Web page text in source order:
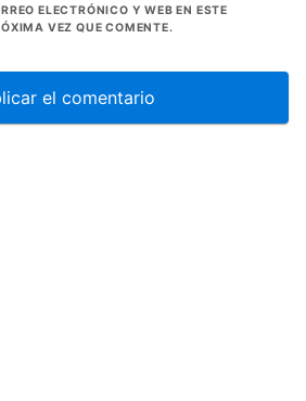
ELECTRÓNICO Y WEB EN ESTE
VEZ QUE COMENTE.